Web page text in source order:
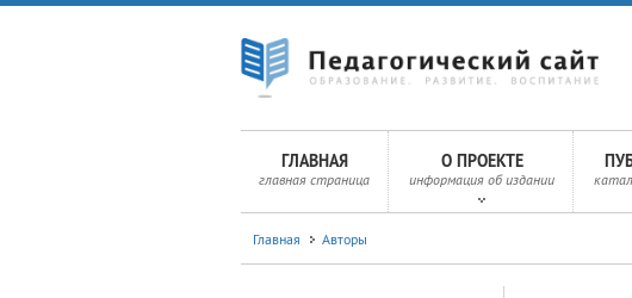
ГЛАВНАЯ
главная страница
О ПРОЕКТЕ
информация об издании
Главная Авторы